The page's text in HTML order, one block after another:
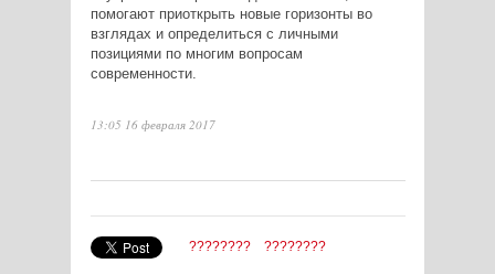
помогают приоткрыть новые горизонты во
взглядах и определиться с личными
позициями по многим вопросам
современности.
13:05 16 февраля 2017
???????? ????????